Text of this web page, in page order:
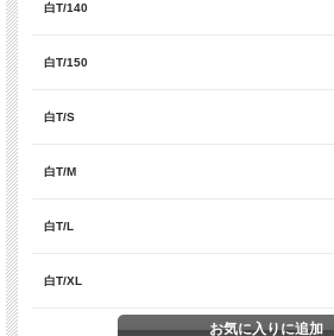
白T/140
白T/150
白T/S
白T/M
白T/L
白T/XL